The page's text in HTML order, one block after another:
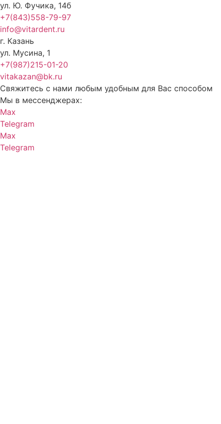
ул. Ю. Фучика, 14б
+7(843)558-79-97
info@vitardent.ru
г. Казань
ул. Мусина, 1
+7(987)215-01-20
vitakazan@bk.ru
Свяжитесь с нами любым удобным для Вас способом
Мы в мессенджерах:
Max
Telegram
Max
Telegram